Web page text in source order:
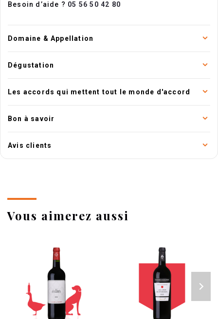
Besoin d’aide ? 05 56 50 42 80
Domaine & Appellation
Dégustation
Les accords qui mettent tout le monde d'accord
Bon à savoir
Avis clients
Vous aimerez aussi